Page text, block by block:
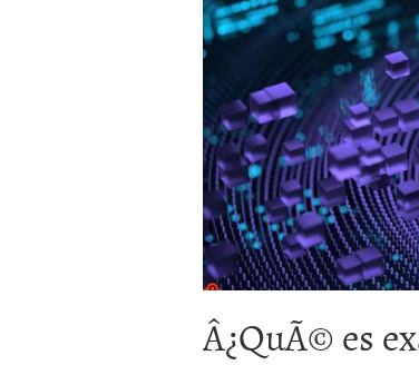
Â¿QuÃ© es